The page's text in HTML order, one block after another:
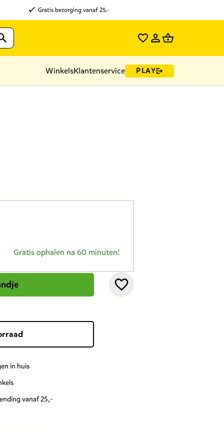
Gratis bezorging vanaf 25.-
WinkelsKlantenservice PLAY
Gratis ophalen na 60 minuten!
in huis
vanaf 25,-